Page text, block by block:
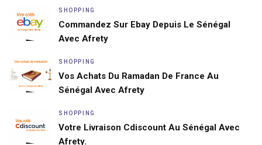
SHOPPING
Commandez Sur Ebay Depuis Le Sénégal
Avec Afrety
SHOPPING
Vos Achats Du Ramadan De France Au
Sénégal Avec Afrety
SHOPPING
Votre Livraison Cdiscount Au Sénégal Avec
Afrety.